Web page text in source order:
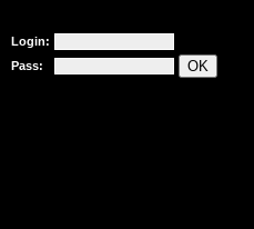
Login:
Pass: